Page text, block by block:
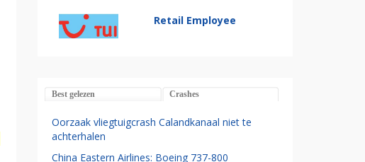
Retail Employee
Best gelezen Crashes
Oorzaak vliegtuigcrash Calandkanaal niet te
achterhalen
China Eastern Airlines: Boeing 737-800